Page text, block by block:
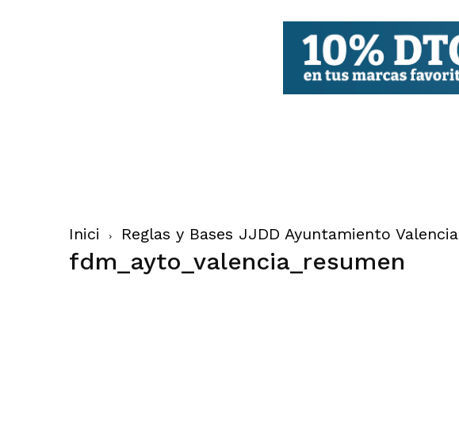
Inici Reglas y Bases JJDD Ayuntamiento Valencia
fdm_ayto_valencia_resumen